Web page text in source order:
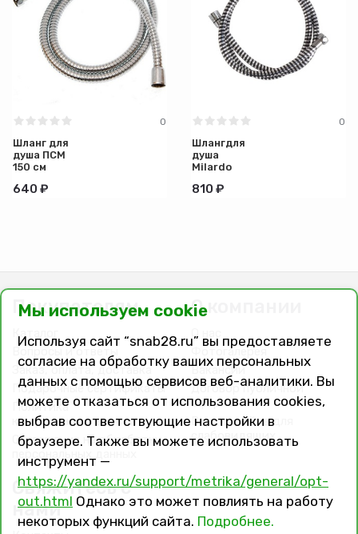
0
Шланг для
душа ПСМ
150 см
640 ₽
0
Шлангдля
душа
Milardo
200см
810 ₽
Покупателям
Каталог
Вопросы и ответы
Заказ, оплата, доставка
Подарочные сертификаты
Политика
конфиденциальности
Соглашение на обработку
О компании
О нас
Фотогалерея
Вакансии
Договор публичной
оферты
Версия сайта для
слабовидящих
Свяжитесь с
нами
Мы используем cookie
Используя сайт “snab28.ru” вы предоставляете
согласие на обработку ваших персональных
данных с помощью сервисов веб-аналитики. Вы
можете отказаться от использования cookies,
выбрав соответствующие настройки в
браузере. Также вы можете использовать
инструмент —
https://yandex.ru/support/metrika/general/opt-
out.html Однако это может повлиять на работу
некоторых функций сайта. Подробнее.